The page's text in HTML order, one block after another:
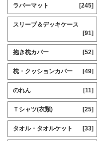
ラバーマット [245]
スリーブ＆デッキケース
[91]
抱き枕カバー [52]
枕・クッションカバー [49]
のれん [11]
Ｔシャツ(衣類) [25]
タオル・タオルケット [33]